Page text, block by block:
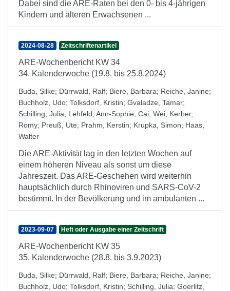
Dabei sind die ARE-Raten bei den 0- bis 4-jährigen
Kindern und älteren Erwachsenen ...
2024-08-28 Zeitschriftenartikel
ARE-Wochenbericht KW 34
34. Kalenderwoche (19.8. bis 25.8.2024)
Buda, Silke; Dürrwald, Ralf; Biere, Barbara; Reiche, Janine;
Buchholz, Udo; Tolksdorf, Kristin; Gvaladze, Tamar;
Schilling, Julia; Lehfeld, Ann-Sophie; Cai, Wei; Kerber,
Romy; Preuß, Ute; Prahm, Kerstin; Krupka, Simon; Haas,
Walter
Die ARE-Aktivität lag in den letzten Wochen auf
einem höheren Niveau als sonst um diese
Jahreszeit. Das ARE-Geschehen wird weiterhin
hauptsächlich durch Rhinoviren und SARS-CoV-2
bestimmt. In der Bevölkerung und im ambulanten ...
2023-09-07 Heft oder Ausgabe einer Zeitschrift
ARE-Wochenbericht KW 35
35. Kalenderwoche (28.8. bis 3.9.2023)
Buda, Silke; Dürrwald, Ralf; Biere, Barbara; Reiche, Janine;
Buchholz, Udo; Tolksdorf, Kristin; Schilling, Julia; Goerlitz,